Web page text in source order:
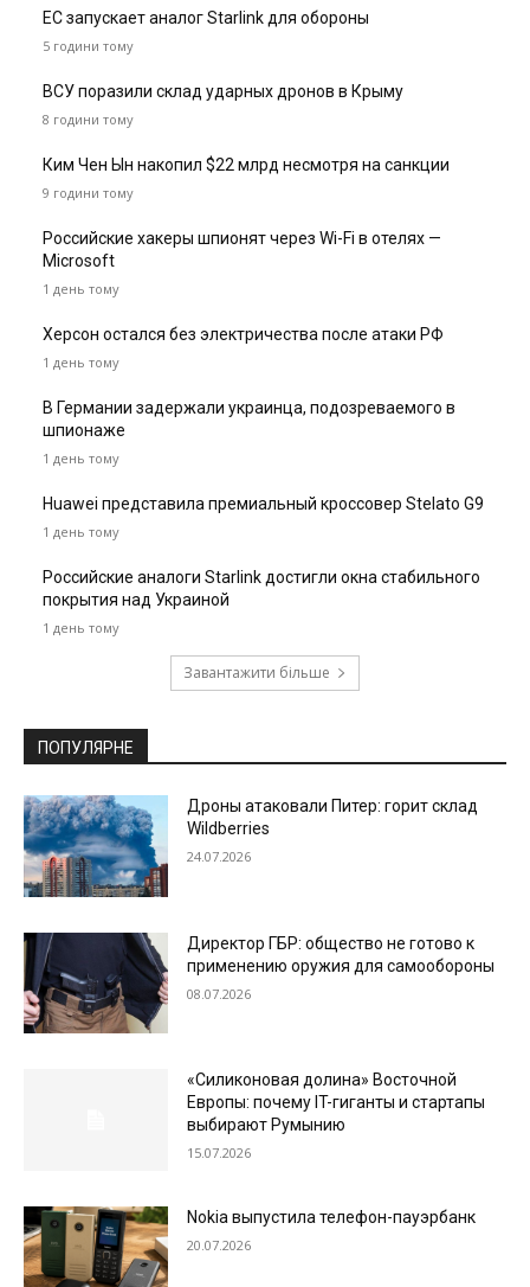
ЕС запускает аналог Starlink для обороны
5 години тому
ВСУ поразили склад ударных дронов в Крыму
8 години тому
Ким Чен Ын накопил $22 млрд несмотря на санкции
9 години тому
Российские хакеры шпионят через Wi-Fi в отелях —
Microsoft
1 день тому
Херсон остался без электричества после атаки РФ
1 день тому
В Германии задержали украинца, подозреваемого в
шпионаже
1 день тому
Huawei представила премиальный кроссовер Stelato G9
1 день тому
Российские аналоги Starlink достигли окна стабильного
покрытия над Украиной
1 день тому
Завантажити більше
ПОПУЛЯРНЕ
Дроны атаковали Питер: горит склад
Wildberries
24.07.2026
Директор ГБР: общество не готово к
применению оружия для самообороны
08.07.2026
«Силиконовая долина» Восточной
Европы: почему IT-гиганты и стартапы
выбирают Румынию
15.07.2026
Nokia выпустила телефон-пауэрбанк
20.07.2026